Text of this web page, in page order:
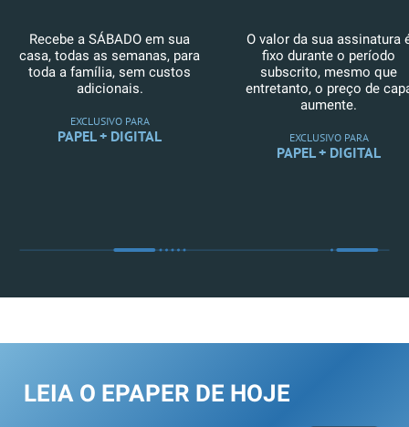
Recebe a SÁBADO em sua
casa, todas as semanas, para
toda a família, sem custos
adicionais.
EXCLUSIVO PARA
PAPEL + DIGITAL
O valor da sua assinatura
fixo durante o período
subscrito, mesmo que
entretanto, o preço de
aumente.
EXCLUSIVO PARA
PAPEL + DIGITAL
LEIA O EPAPER DE HOJE